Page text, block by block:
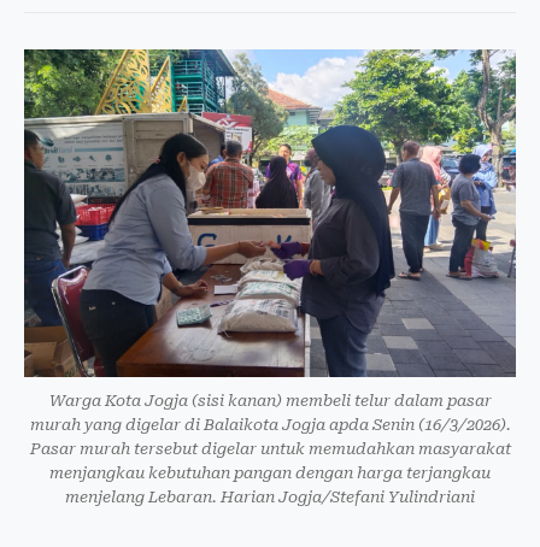
Warga Kota Jogja (sisi kanan) membeli telur dalam pasar
murah yang digelar di Balaikota Jogja apda Senin (16/3/2026).
Pasar murah tersebut digelar untuk memudahkan masyarakat
menjangkau kebutuhan pangan dengan harga terjangkau
menjelang Lebaran. Harian Jogja/Stefani Yulindriani